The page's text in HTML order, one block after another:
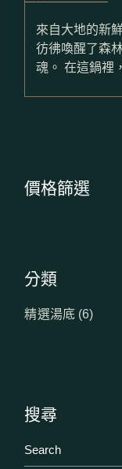
來自大地的新
彷彿喚醒了森
魂。 在這鍋裡
價格篩選
分類
精選湯底 66
個
搜尋